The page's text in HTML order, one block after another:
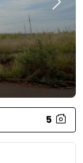
Next
5